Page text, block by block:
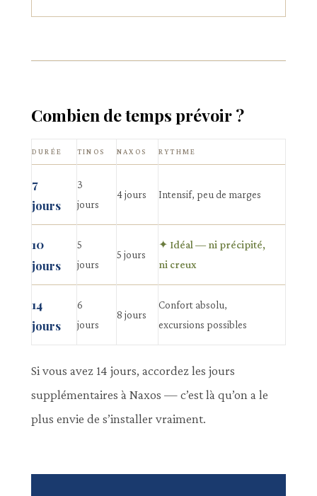
Combien de temps prévoir ?
DURÉE TINOS NAXOS RYTHME
7
jours
3
jours
4 jours Intensif, peu de marges
10
jours
5
jours
5 jours
✦ Idéal — ni précipité,
ni creux
14
jours
6
jours
8 jours
Confort absolu,
excursions possibles
Si vous avez 14 jours, accordez les jours
supplémentaires à Naxos — c’est là qu’on a le
plus envie de s’installer vraiment.